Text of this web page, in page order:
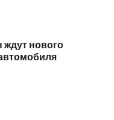
ждут нового